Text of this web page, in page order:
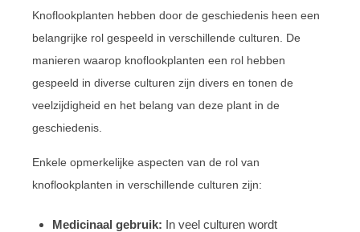
Knoflookplanten hebben door de geschiedenis heen een
belangrijke rol gespeeld in verschillende culturen. De
manieren waarop knoflookplanten een rol hebben
gespeeld in diverse culturen zijn divers en tonen de
veelzijdigheid en het belang van deze plant in de
geschiedenis.
Enkele opmerkelijke aspecten van de rol van
knoflookplanten in verschillende culturen zijn:
Medicinaal gebruik: In veel culturen wordt